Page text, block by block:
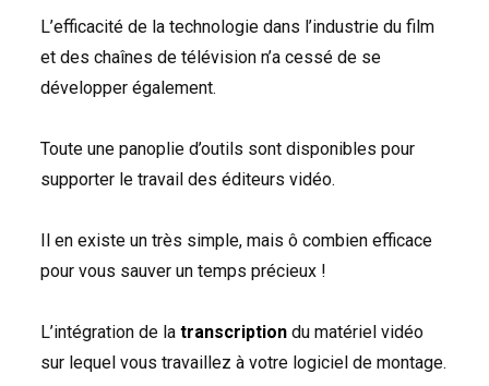
L’efficacité de la technologie dans l’industrie du film
et des chaînes de télévision n’a cessé de se
développer également.
Toute une panoplie d’outils sont disponibles pour
supporter le travail des éditeurs vidéo.
Il en existe un très simple, mais ô combien efficace
pour vous sauver un temps précieux !
L’intégration de la transcriptiondu matériel vidéo
sur lequel vous travaillez à votre logiciel de montage.